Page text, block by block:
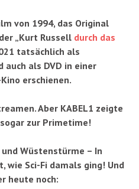
von 1994, das Original
„Kurt Russell durch das
tatsächlich als
auch als DVD in einer
erschienen.
Aber KABEL1 zeigte
zur Primetime!
Wüstenstürme – In
wie Sci-Fi damals ging! Und
heute noch: